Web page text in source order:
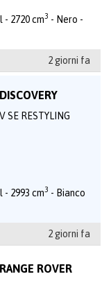
- 2720 cm3 - Nero -
2 giorni fa
SE RESTYLING
- 2993 cm3 - Bianco
2 giorni fa
ROVER